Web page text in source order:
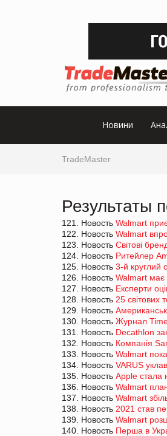
Новини
TradeMaster
Результаты
121. Новость Walmart
122. Новость Walmart
123. Новость Світові
124. Новость Ритейлер
125. Новость 3-й круглий
126. Новость Walmart має
127. Новость Експерти
128. Новость 25 світових
129. Новость
130. Новость Журнал Time
131. Новость Decathlon
132. Новость Компанія
133. Новость Walmart
134. Новость VARUS
135. Новость Apple стала
136. Новость Walmart
137. Новость Walmart
138. Новость 2021 став
139. Новость Walmart
140. Новость Перша в